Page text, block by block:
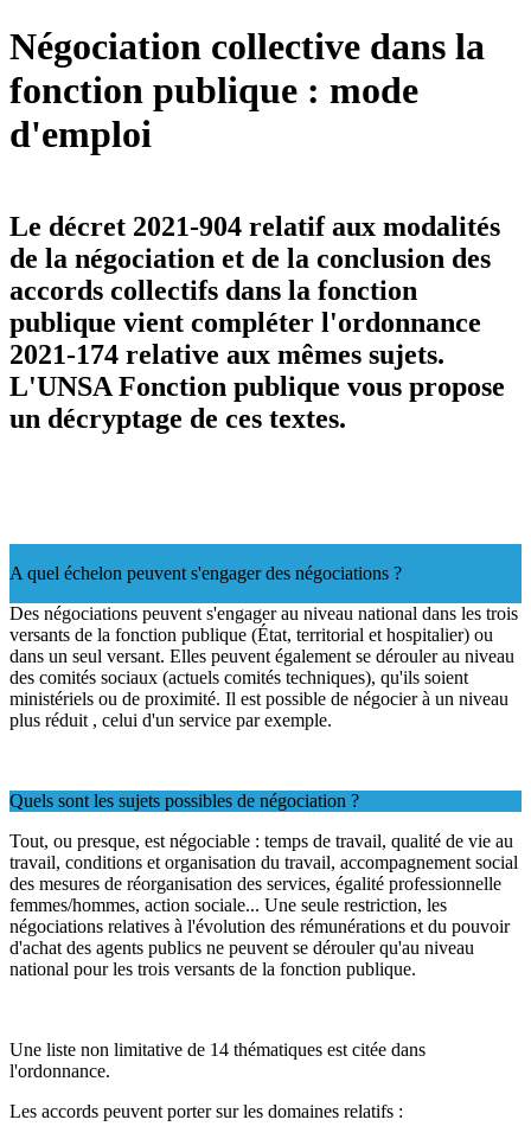
Négociation collective dans la
fonction publique : mode
d'emploi
Le décret 2021-904 relatif aux modalités
de la négociation et de la conclusion des
accords collectifs dans la fonction
publique vient compléter l'ordonnance
2021-174 relative aux mêmes sujets.
L'UNSA Fonction publique vous propose
un décryptage de ces textes.
A quel échelon peuvent s'engager des négociations ?
Des négociations peuvent s'engager au niveau national dans les trois
versants de la fonction publique (État, territorial et hospitalier) ou
dans un seul versant. Elles peuvent également se dérouler au niveau
des comités sociaux (actuels comités techniques), qu'ils soient
ministériels ou de proximité. Il est possible de négocier à un niveau
plus réduit , celui d'un service par exemple.
Quels sont les sujets possibles de négociation ?
Tout, ou presque, est négociable : temps de travail, qualité de vie au
travail, conditions et organisation du travail, accompagnement social
des mesures de réorganisation des services, égalité professionnelle
femmes/hommes, action sociale... Une seule restriction, les
négociations relatives à l'évolution des rémunérations et du pouvoir
d'achat des agents publics ne peuvent se dérouler qu'au niveau
national pour les trois versants de la fonction publique.
Une liste non limitative de 14 thématiques est citée dans
l'ordonnance.
Les accords peuvent porter sur les domaines relatifs :